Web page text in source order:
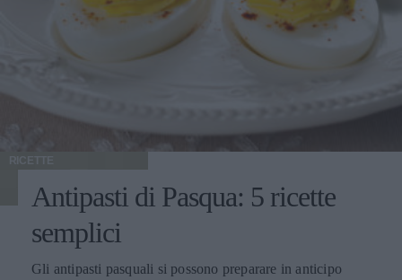
RICETTE
Antipasti di Pasqua: 5 ricette
semplici
Gli antipasti pasquali si possono preparare in anticipo